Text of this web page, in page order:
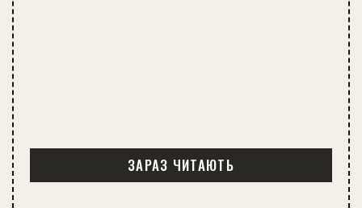
ЗАРАЗ ЧИТАЮТЬ